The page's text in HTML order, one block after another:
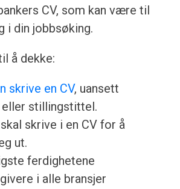
CV, som kan være til
i din jobbsøking.
å dekke:
skrive en CV, uansett
eller stillingstittel.
skrive i en CV for å
ut.
ferdighetene
i alle bransjer